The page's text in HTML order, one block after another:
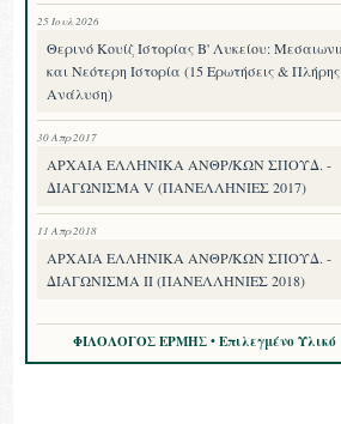
25 Ιουλ 2026
Θερινό Κουίζ Ιστορίας Β' Λυκείου:
και Νεότερη Ιστορία (15 Ερωτήσεις & Πλήρης
Ανάλυση)
30 Απρ 2017
ΑΡΧΑΙΑ ΕΛΛΗΝΙΚΑ ΑΝΘΡ/ΚΩΝ ΣΠΟΥΔ. -
ΔΙΑΓΩΝΙΣΜΑ V (ΠΑΝΕΛΛΗΝΙΕΣ 2017)
11 Απρ 2018
ΑΡΧΑΙΑ ΕΛΛΗΝΙΚΑ ΑΝΘΡ/ΚΩΝ ΣΠΟΥΔ. -
ΔΙΑΓΩΝΙΣΜΑ II (ΠΑΝΕΛΛΗΝΙΕΣ 2018)
ΦΙΛΟΛΟΓΟΣ ΕΡΜΗΣ • Επιλεγμένο Υλικό